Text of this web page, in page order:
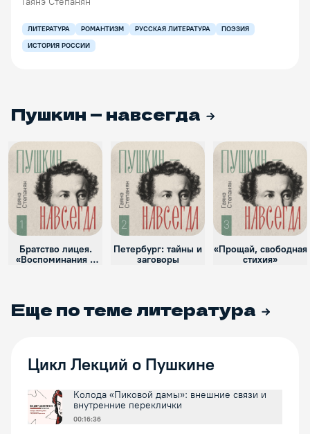
ЛИТЕРАТУРА РОМАНТИЗМ РУССКАЯ ЛИТЕРАТУРА
ПОЭЗИЯ
ИСТОРИЯ РОССИИ
Пушкин — навсегда
Братство лицея.
«Воспоминания в
Петербург: тайны и
заговоры
«Прощай, свободная
стихия»
Еще по теме литература
Цикл Лекций о Пушкине
Колода «Пиковой дамы»: внешние связи и
внутренние переклички
00:16:36